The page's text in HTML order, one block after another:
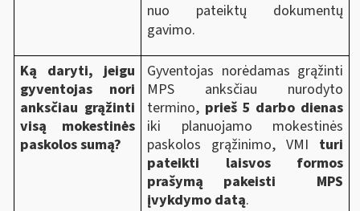
nuo pateiktų dokumentų
gavimo.
Ką daryti, jeigu
gyventojas nori
anksčiau grąžinti
visą mokestinės
paskolos sumą?
Gyventojas norėdamas grąžinti
MPS anksčiau nurodyto
termino, prieš 5 darbo dienas
iki planuojamo mokestinės
paskolos grąžinimo, VMI turi
pateikti laisvos formos
prašymą pakeisti MPS
įvykdymo datą.